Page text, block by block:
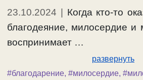
23.10.2024
Когда кто-то
благодеяние, милосердие
воспринимает …
развернуть
#благодарение, #милосердие,